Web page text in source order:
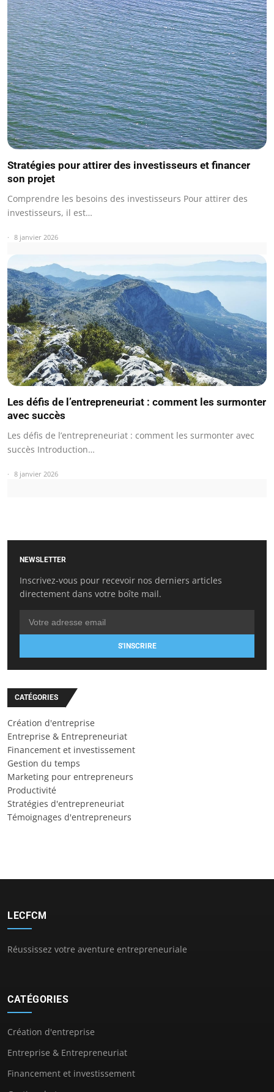
Stratégies pour attirer des investisseurs et financer
son projet
Comprendre les besoins des investisseurs Pour attirer des
investisseurs, il est…
8 janvier 2026
Les défis de l’entrepreneuriat : comment les surmonter
avec succès
Les défis de l’entrepreneuriat : comment les surmonter avec
succès Introduction…
8 janvier 2026
NEWSLETTER
Inscrivez-vous pour recevoir nos derniers articles
directement dans votre boîte mail.
S'INSCRIRE
CATÉGORIES
Création d'entreprise
Entreprise & Entrepreneuriat
Financement et investissement
Gestion du temps
Marketing pour entrepreneurs
Productivité
Stratégies d'entrepreneuriat
Témoignages d'entrepreneurs
LECFCM
Réussissez votre aventure entrepreneuriale
CATÉGORIES
Création d'entreprise
Entreprise & Entrepreneuriat
Financement et investissement